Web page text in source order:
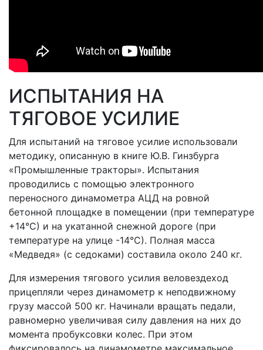
ИСПЫТАНИЯ НА
ТЯГОВОЕ УСИЛИЕ
Для испытаний на тяговое усилие использовали
методику, описанную в книге Ю.В. Гинзбурга
«Промышленные тракторы». Испытания
проводились с помощью электронного
переносного динамометра АЦД на ровной
бетонной площадке в помещении (при температуре
+14°С) и на укатанной снежной дороге (при
температуре на улице -14°С). Полная масса
«Медведя» (с седоками) составила около 240 кг.
Для измерения тягового усилия веловездеход
прицепляли через динамометр к неподвижному
грузу массой 500 кг. Начинали вращать педали,
равномерно увеличивая силу давления на них до
момента пробуксовки колес. При этом